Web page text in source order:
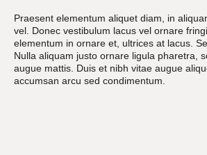
Praesent elementum aliquet diam, in
vel. Donec vestibulum lacus vel ornare
elementum in ornare et, ultrices at lacus.
Nulla aliquam justo ornare ligula pharetra,
augue mattis. Duis et nibh vitae augue
accumsan arcu sed condimentum.